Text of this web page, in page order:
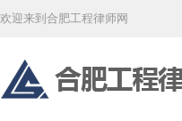
欢迎来到合肥工程律师网